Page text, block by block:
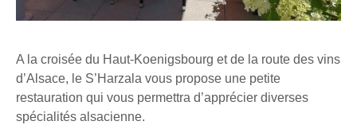
A la croisée du Haut-Koenigsbourg et de la route des vins
d’Alsace, le S’Harzala vous propose une petite
restauration qui vous permettra d’apprécier diverses
spécialités alsacienne.